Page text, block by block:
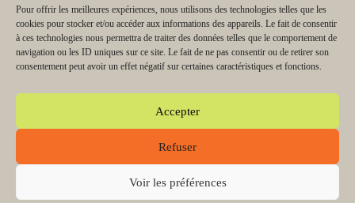
Pour offrir les meilleures expériences, nous utilisons des technologies telles que les
cookies pour stocker et/ou accéder aux informations des appareils. Le fait de consentir
à ces technologies nous permettra de traiter des données telles que le comportement de
navigation ou les ID uniques sur ce site. Le fait de ne pas consentir ou de retirer son
consentement peut avoir un effet négatif sur certaines caractéristiques et fonctions.
Accepter
Refuser
Voir les préférences
Éducateur canin dans le Doubs
Éducateur canin dans le Territoire de Belfort
Éducateur canin en Haute-Marne
Éducateur de chiot en Haute-Saône
Éducateur de chiot dans les Vosges
Lecteur
audio
Copyright © 2026 Change my dog Educateur et
comportementaliste canin Haute-Saône Vosges | Propulsé
par SR Digital